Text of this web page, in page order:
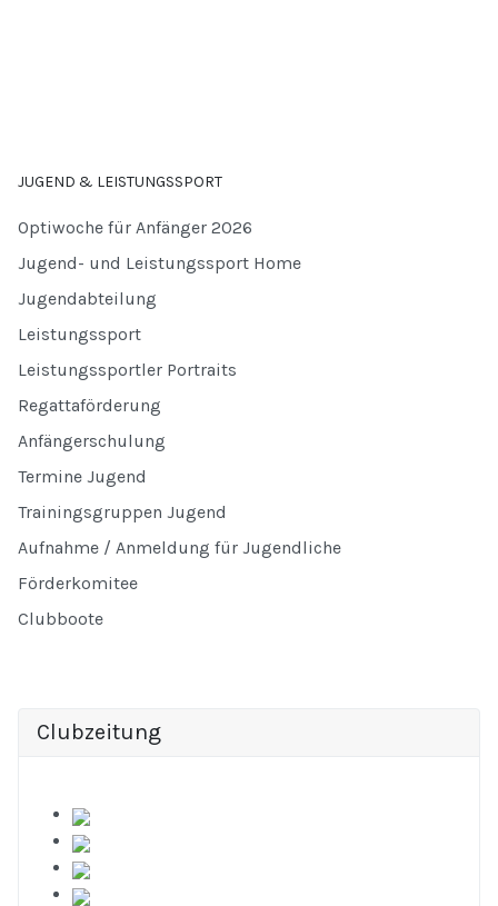
JUGEND & LEISTUNGSSPORT
Optiwoche für Anfänger 2026
Jugend- und Leistungssport Home
Jugendabteilung
Leistungssport
Leistungssportler Portraits
Regattaförderung
Anfängerschulung
Termine Jugend
Trainingsgruppen Jugend
Aufnahme / Anmeldung für Jugendliche
Förderkomitee
Clubboote
Clubzeitung